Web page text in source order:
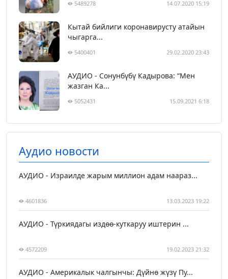
5489278 14.07.2020 15:19
Кытай бийлиги коронавирусту атайын
чыгарга...
5400401 29.02.2020 23:43
АУДИО - Сонунбүбү Кадырова: “Мен
жазган Ка...
5052431 15.09.2021 6:18
Аудио новости
АУДИО - Израилде жарым миллион адам наараз...
4601836 13.03.2023 19:22
АУДИО - Түркиядагы издөө-куткаруу иштерин ...
4572209 19.02.2023 21:32
АУДИО - Америкалык чалгынчы: Дүйнө жүзү Пу...